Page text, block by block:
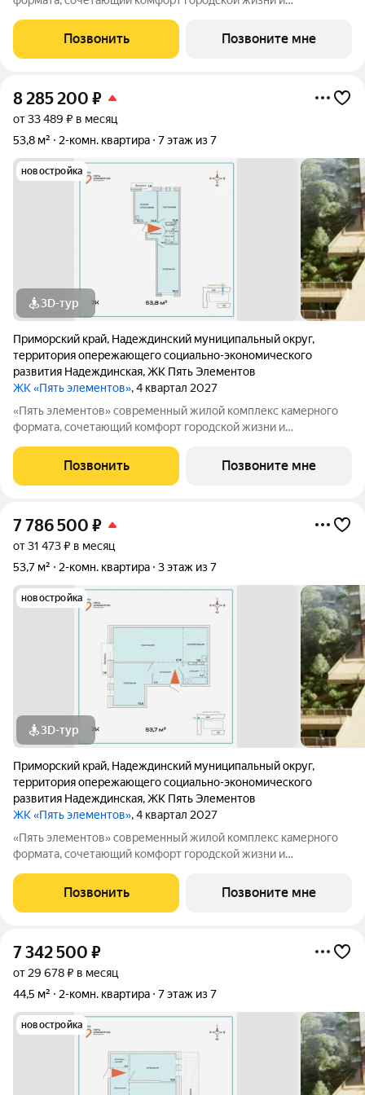
вышел в финал Всероссийской архитектурно-девелоперской
премии Real Estate Property Awards 2025
Позвонить Позвоните мне
8 285 200 ₽
от 33 489 ₽ в месяц
53,8 м²
2-комн. квартира 7 этаж из 7
новостройка
3D-тур
Приморский край, Надеждинский муниципальный округ,
территория опережающего социально-экономического
развития Надеждинская,ЖК Пять Элементов
ЖК «Пять элементов», 4 квартал 2027
«Пять элементов» современный жилой комплекс камерного
формата, сочетающий комфорт городской жизни и
вышел в финал Всероссийской архитектурно-девелоперской
премии Real Estate Property Awards 2025
Позвонить Позвоните мне
7 786 500 ₽
от 31 473 ₽ в месяц
53,7 м²
2-комн. квартира 3 этаж из 7
новостройка
3D-тур
Приморский край, Надеждинский муниципальный округ,
территория опережающего социально-экономического
развития Надеждинская,ЖК Пять Элементов
ЖК «Пять элементов», 4 квартал 2027
«Пять элементов» современный жилой комплекс камерного
формата, сочетающий комфорт городской жизни и
вышел в финал Всероссийской архитектурно-девелоперской
премии Real Estate Property Awards 2025
Позвонить Позвоните мне
7 342 500 ₽
от 29 678 ₽ в месяц
44,5 м²
2-комн. квартира 7 этаж из 7
новостройка